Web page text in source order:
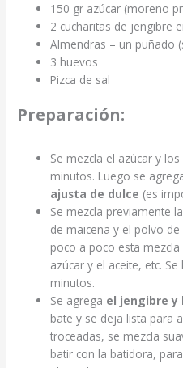
150 gr azúcar (moreno
2 cucharitas de jengibre
Almendras – un puñado
3 huevos
Pizca de sal
Preparación:
Se mezcla el azúcar y
minutos. Luego se
ajusta de dulce (es
Se mezcla previamente
de maicena y el polvo
poco a poco esta
azúcar y el aceite, etc.
minutos.
Se agrega el jengibre y
bate y se deja lista para
troceadas, se mezcla
batir con la batidora,